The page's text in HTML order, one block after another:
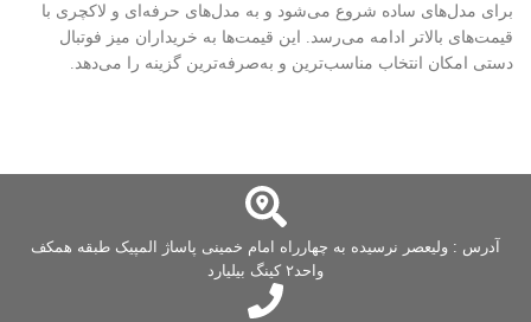
برای مدل‌های ساده شروع می‌شود و به مدل‌های حرفه‌ای و لاکچری با
قیمت‌های بالاتر ادامه می‌رسد. این قیمت‌ها به خریداران میز فوتبال
دستی امکان انتخاب مناسب‌ترین و به‌صرفه‌ترین گزینه را می‌دهد.
آدرس : ولیعصر نرسیده به چهارراه امام خمینی پاساژ المپیک طبقه همکف
واحد۲ کینگ بیلیارد